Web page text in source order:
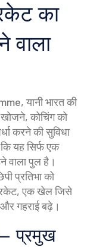
का
यानी भारत की
खोजने, कोचिंग को
करने की सुविधा
यह सिर्फ एक
वाला पुल है।
प्रतिभा को
,एक खेल जिसे
गहराई बढ़े।
प्रमुख